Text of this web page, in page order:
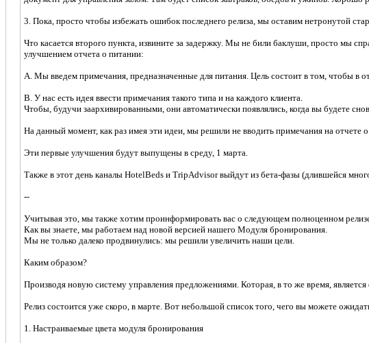
3. Пока, просто чтобы избежать ошибок последнего релиза, мы оставим нетронутой
Что касается второго пункта, извините за задержку. Мы не били баклуши, просто мы
улучшением отчета о питании:
A. Мы введем примечания, предназначенные для питания. Цель состоит в том, чтобы в
B. У нас есть идея ввести примечания такого типа и на каждого клиента.
Чтобы, будучи заархивированными, они автоматически появлялись, когда вы будете
На данный момент, как раз имея эти идеи, мы решили не вводить примечания на
Эти первые улучшения будут выпущены в среду, 1 марта.
Также в этот день каналы HotelBeds и TripAdvisor выйдут из бета-фазы (длившейся
--
Учитывая это, мы также хотим проинформировать вас о следующем полноценном
Как вы знаете, мы работаем над новой версией нашего Модуля бронирования.
Мы не только далеко продвинулись: мы решили увеличить наши цели.
Каким образом?
Производя новую систему управления предложениями. Которая, в то же время,
Релиз состоится уже скоро, в марте. Вот небольшой список того, чего вы можете
1. Настраиваемые цвета модуля бронирования